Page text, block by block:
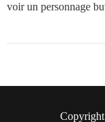
voir un personnage